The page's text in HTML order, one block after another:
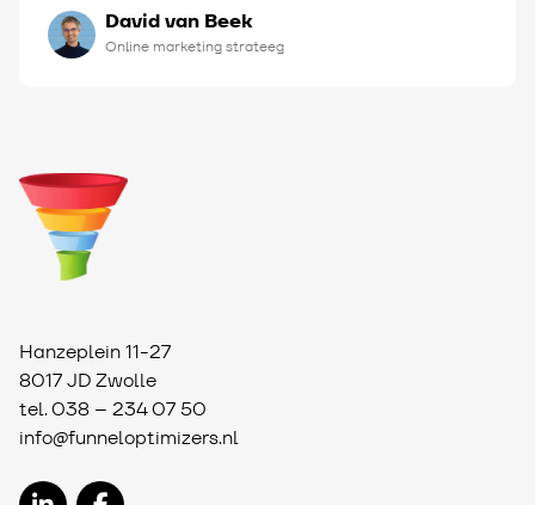
David van Beek
Online marketing strateeg
Hanzeplein 11-27
8017 JD Zwolle
tel.038 – 234 07 50
info@funneloptimizers.nl